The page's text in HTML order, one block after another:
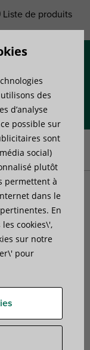
Liste de produits
»C’est ainsi que
en
difficulté.
le risque
être
projet et
frais.
des
d’analyse
possible sur
sont
social)
plutôt
permettent à
dans le
En
cookies\',
sur notre
pour